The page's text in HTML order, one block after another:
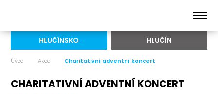
HLUČÍNSKO HLUČÍN
Úvod Akce Charitativní adventní koncert
CHARITATIVNÍ ADVENTNÍ KONCERT